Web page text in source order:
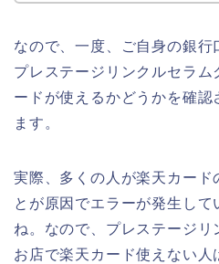
なので、一度、ご自身の銀行
プレステージリンクルセラム
ードが使えるかどうかを確認
ます。
実際、多くの人が楽天カード
とが原因でエラーが発生して
ね。なので、プレステージ
お店で楽天カード使えない